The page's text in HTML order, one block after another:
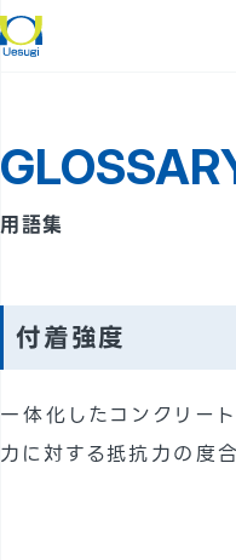
サービス案内
構造設計
携帯電話基地局強度検
実績
用語集
付着強度
一体化したコンクリー
力に対する抵抗力の度合